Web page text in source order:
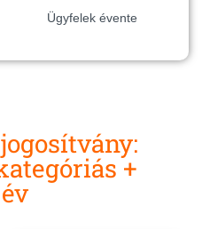
Ügyfelek évente
+